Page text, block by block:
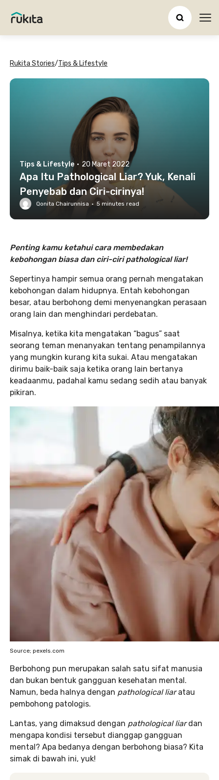
Rukita Stories/Tips & Lifestyle
Tips & Lifestyle · 20 Maret 2022
Apa Itu Pathological Liar? Yuk, Kenali
Penyebab dan Ciri-cirinya!
Qonita Chairunnisa · 5 minutes read
Penting kamu ketahui cara membedakan
kebohongan biasa dan ciri-ciri pathological liar!
Sepertinya hampir semua orang pernah mengatakan
kebohongan dalam hidupnya. Entah kebohongan
besar, atau berbohong demi menyenangkan perasaan
orang lain dan menghindari perdebatan.
Misalnya, ketika kita mengatakan “bagus” saat
seorang teman menanyakan tentang penampilannya
yang mungkin kurang kita sukai. Atau mengatakan
dirimu baik-baik saja ketika orang lain bertanya
keadaanmu, padahal kamu sedang sedih atau banyak
pikiran.
Source; pexels.com
Berbohong pun merupakan salah satu sifat manusia
dan bukan bentuk gangguan kesehatan mental.
Namun, beda halnya dengan pathological liaratau
pembohong patologis.
Lantas, yang dimaksud dengan pathological liardan
mengapa kondisi tersebut dianggap gangguan
mental? Apa bedanya dengan berbohong biasa? Kita
simak di bawah ini, yuk!